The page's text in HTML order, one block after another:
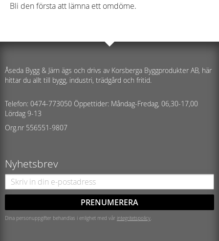
Bli den första att lämna ett omdöme.
Åseda Bygg & Järn ägs och drivs av Korsberga Byggprodukter AB, här
hittar du allt till bygg, industri, trädgård och fritid.
Telefon: 0474-773050 Öppettider: Måndag-Fredag, 06,30-17,00
Lördag 9-13
Org.nr 556551-9807
Nyhetsbrev
PRENUMERERA
Dina personuppgifter behandlas i enlighet med vår integritetspolicy.